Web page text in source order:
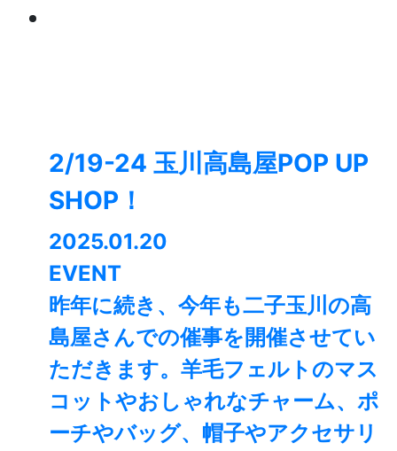
2/19-24 玉川高島屋POP UP
SHOP！
2025.01.20
EVENT
昨年に続き、今年も二子玉川の高
島屋さんでの催事を開催させてい
ただきます。羊毛フェルトのマス
コットやおしゃれなチャーム、ポ
ーチやバッグ、帽子やアクセサリ